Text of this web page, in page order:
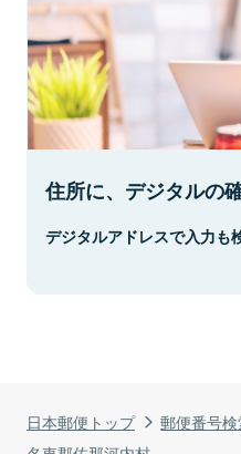
日本郵便トップ 郵便番号
住所に、デジタルの
デジタルアドレスで入力も